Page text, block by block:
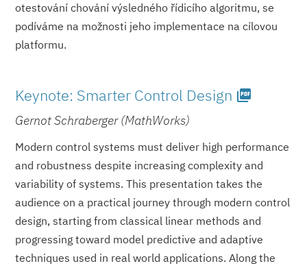
otestování chování výsledného řídicího algoritmu, se
podíváme na možnosti jeho implementace na cílovou
platformu.
Keynote: Smarter Control Design picture_as_pdf
Gernot Schraberger (MathWorks)
Modern control systems must deliver high performance
and robustness despite increasing complexity and
variability of systems. This presentation takes the
audience on a practical journey through modern control
design, starting from classical linear methods and
progressing toward model predictive and adaptive
techniques used in real world applications. Along the